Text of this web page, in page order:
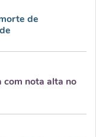
de
com nota alta no